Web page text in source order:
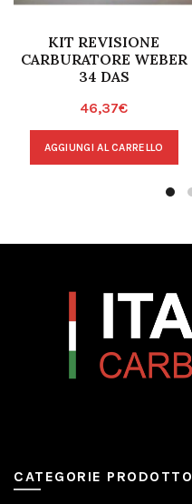
KIT REVISIONE
CARBURATORE WEBER
34 DAS
46,37€
AGGIUNGI AL CARRELLO
CATEGORIE PRODOTTO